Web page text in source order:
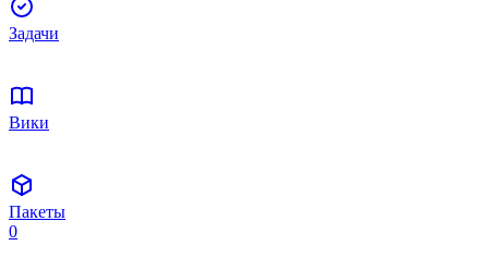
Задачи
Вики
Пакеты
0